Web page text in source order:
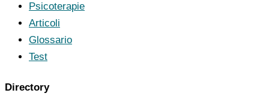
Psicoterapie
Articoli
Glossario
Test
Directory